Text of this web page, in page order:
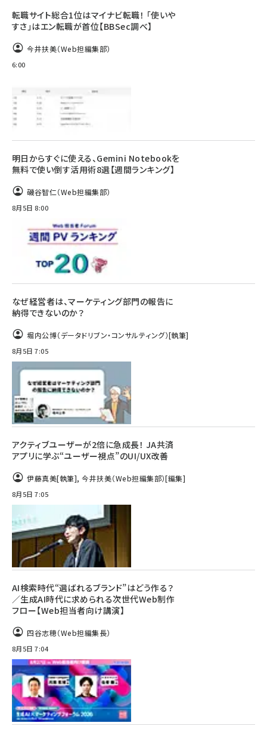
転職サイト総合1位はマイナビ転職！ 「使いや
すさ」はエン転職が首位【BBSec調べ】
今井扶美（Web担編集部）
6:00
明日からすぐに使える、Gemini Notebookを
無料で使い倒す活用術8選【週間ランキング】
磯谷智仁（Web担編集部）
8月5日 8:00
なぜ経営者は、マーケティング部門の報告に
納得できないのか？
堀内公博（データドリブン・コンサルティング）[執筆]
8月5日 7:05
アクティブユーザーが2倍に急成長！ JA共済
アプリに学ぶ“ユーザー視点”のUI/UX改善
伊藤真美[執筆],今井扶美（Web担編集部）[編集]
8月5日 7:05
AI検索時代“選ばれるブランド”はどう作る？
／生成AI時代に求められる次世代Web制作
フロー【Web担当者向け講演】
四谷志穂（Web担編集長）
8月5日 7:04